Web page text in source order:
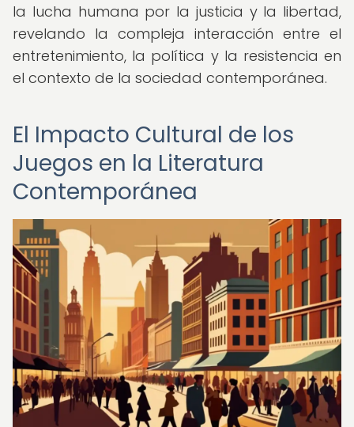
la lucha humana por la justicia y la libertad,
revelando la compleja interacción entre el
entretenimiento, la política y la resistencia en
el contexto de la sociedad contemporánea.
El Impacto Cultural de los
Juegos en la Literatura
Contemporánea